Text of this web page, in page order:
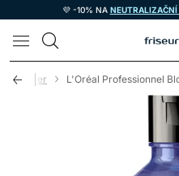
💜 -10% NA NEUTRALIZAČNÍ
LOMAX
Blondifier L'Oréal Professionnel